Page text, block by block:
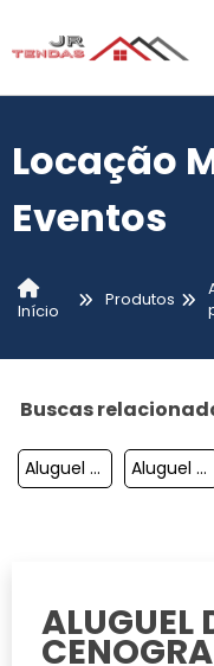
Locação
Eventos
Início
Produtos
Buscas
Aluguel De Mobília Para Casamento Aluguel De Mobília Para Eventos
ALUGUEL